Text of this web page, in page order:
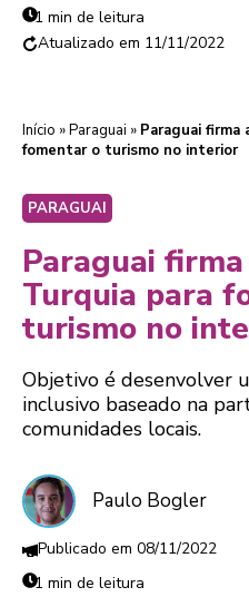
1 min de leitura
11/11/2022
Início »Paraguai » Paraguai firma
fomentar o turismo no interior
PARAGUAI
Paraguai
Turquia para
turismo no
Objetivo é desenvolver
inclusivo baseado na
comunidades locais.
Paulo Bogler
08/11/2022
1 min de leitura